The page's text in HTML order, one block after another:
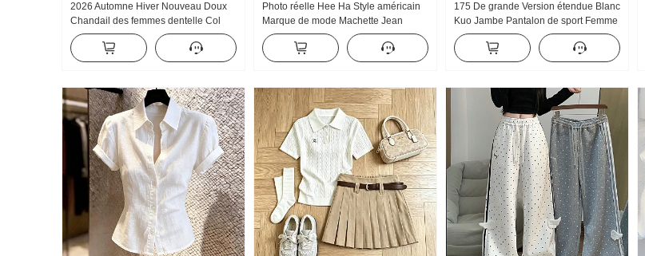
2026 Automne Hiver Nouveau Doux
Chandail des femmes dentelle Col
roulé Épais Pull en tricot Femme
Conception Sens dentelle Manches
longues Top
Photo réelle Hee Ha Style américain
Marque de mode Machette Jean
Ample Kuo Jambe Décontracté
Pantalon
175 De grande Version étendue Blanc
Kuo Jambe Pantalon de sport Femme
Printemps et automne Nouveau
Polyvalent Rayures Décontracté
Traîne Pantalon